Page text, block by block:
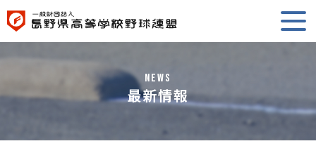
NEWS
最新情報